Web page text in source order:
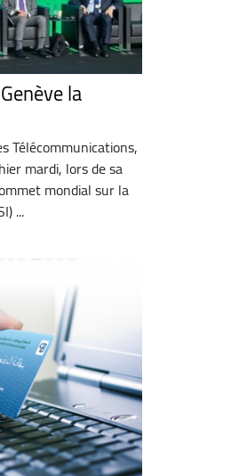
la
Télécommunications,
mardi, lors de sa
mondial sur la
...